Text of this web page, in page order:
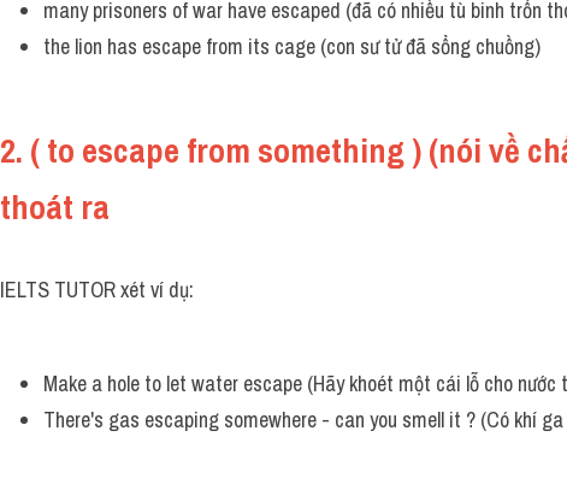
many prisoners of war have escaped (đã có nhiều tù binh trốn
the lion has escape from its cage (con sư tử đã sổng chuồng)
2. ( to escape from something ) (nói về
thoát ra
IELTS TUTOR xét ví dụ:
Make a hole to let water escape (Hãy khoét một cái lỗ cho nước
There's gas escaping somewhere - can you smell it ? (Có khí